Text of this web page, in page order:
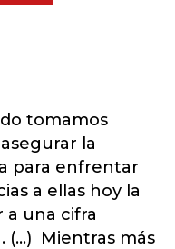
tomamos
la
para enfrentar
a ellas hoy la
a una cifra
(…) Mientras más